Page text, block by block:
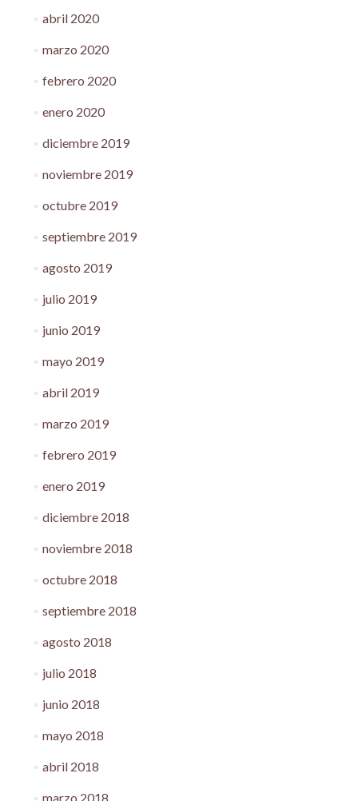
abril 2020
marzo 2020
febrero 2020
enero 2020
diciembre 2019
noviembre 2019
octubre 2019
septiembre 2019
agosto 2019
julio 2019
junio 2019
mayo 2019
abril 2019
marzo 2019
febrero 2019
enero 2019
diciembre 2018
noviembre 2018
octubre 2018
septiembre 2018
agosto 2018
julio 2018
junio 2018
mayo 2018
abril 2018
marzo 2018